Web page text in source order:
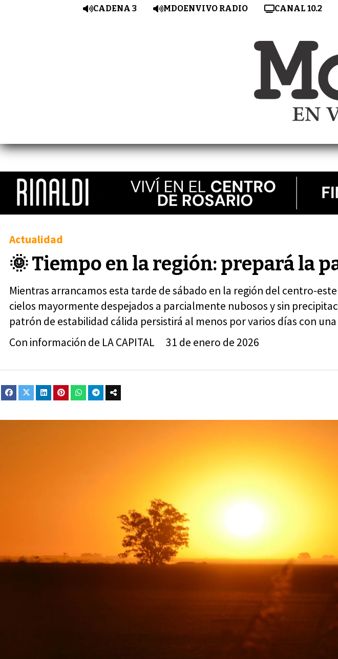
CADENA 3 MDOENVIVO RADIO CANAL 10.2
🌞 Tiempo en la región: prepará la
Mientras arrancamos esta tarde de sábado en la región del centro-
cielos mayormente despejados a parcialmente nubosos y sin
patrón de estabilidad cálida persistirá al menos por varios días con
Actualidad
31 de enero de 2026
Con información de LA CAPITAL